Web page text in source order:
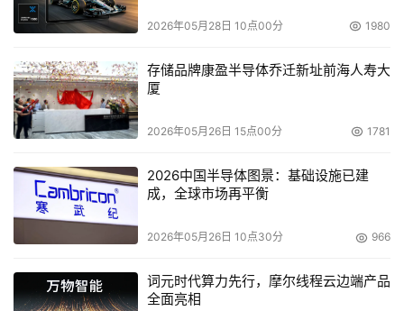
Server。此外，EMC CLARiiON与Microsoft Volume
合。
MirrorView－EMC CLARiiON商业永续远程数据复制软
件，预计将于明年第一季提供异步复制功能，提供客户比现
储存整合
SAN Copy Support For Non-EMC Storage－SAN
Copy，为EMC CLARiiON近期所推出的新软件，可提供
EMC与HP StorageWorks磁盘阵列双向数据流动(bi-
2026年05月28日 10点00分 1980
存储品牌康盈半导体乔迁新址前海人寿大
厦
2026年05月26日 15点00分 1781
2026中国半导体图景：基础设施已建
成，全球市场再平衡
2026年05月26日 10点30分 966
词元时代算力先行，摩尔线程云边端产品
全面亮相